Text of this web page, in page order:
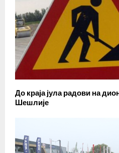
До краја јула радови на
Шешлије